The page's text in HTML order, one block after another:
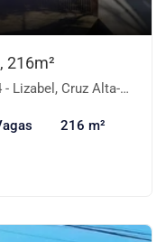
216m²
Lizabel, Cruz Alta-RS
216 m²